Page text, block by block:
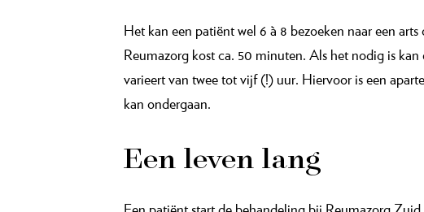
Het kan een patiënt wel 6 à 8 bezoeken naar een
Reumazorg kost ca. 50 minuten. Als het nodig is
varieert van twee tot vijf (!) uur. Hiervoor is een
kan ondergaan.
Een leven lang